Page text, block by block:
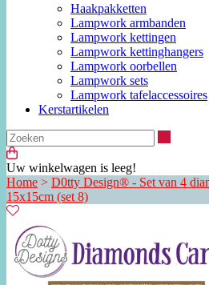
Haakpakketten
Lampwork armbanden
Lampwork kettingen
Lampwork kettinghangers
Lampwork oorbellen
Lampwork sets
Lampwork tafelaccessoires
Kerstartikelen
Uw winkelwagen is leeg!
Home > D0tty Design® - Set van 4
15x15cm (set 8)